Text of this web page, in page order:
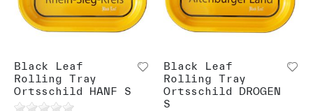
Black Leaf
Rolling Tray
Ortsschild HANF S
Black Leaf
Rolling Tray
Ortsschild DROGEN
S